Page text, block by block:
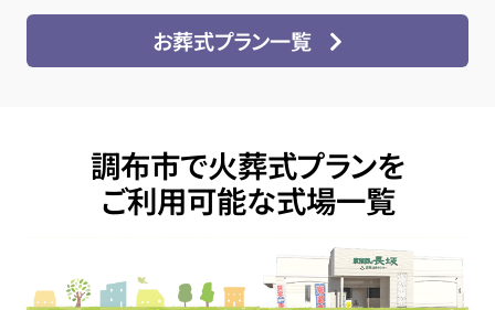
お葬式プラン一覧
調布市で火葬式プランを
ご利用可能な式場一覧